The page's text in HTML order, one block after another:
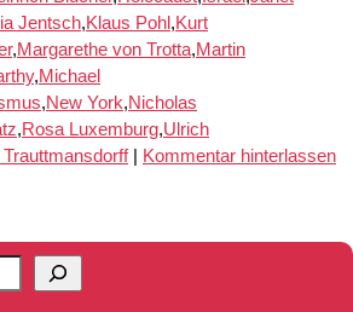
Jentsch,Klaus Pohl ,Kurt
,Margarethe von Trotta,Martin
,Michael
,New York,Nicholas
,Rosa Luxemburg,Ulrich
Kommentar hinterlassen